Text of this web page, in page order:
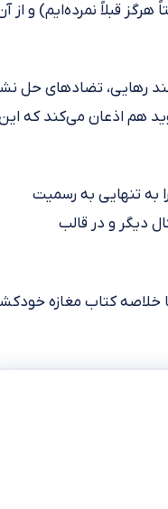
قبلاً نمرد‌ه‌ایم) و از
رهایی، تضادهای حل
هم اذعان می‌کند که
به تنهایی به رسمیت
دیگر و در قالب‌
خلاصه کتاب مغازه